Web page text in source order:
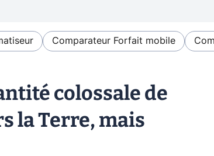
Comparateur Forfait mobile
colossale de
la Terre, mais